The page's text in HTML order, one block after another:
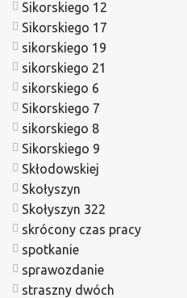
Sikorskiego 12
Sikorskiego 17
sikorskiego 19
sikorskiego 21
sikorskiego 6
Sikorskiego 7
sikorskiego 8
Sikorskiego 9
Skłodowskiej
Skołyszyn
Skołyszyn 322
skrócony czas pracy
spotkanie
sprawozdanie
straszny dwóch